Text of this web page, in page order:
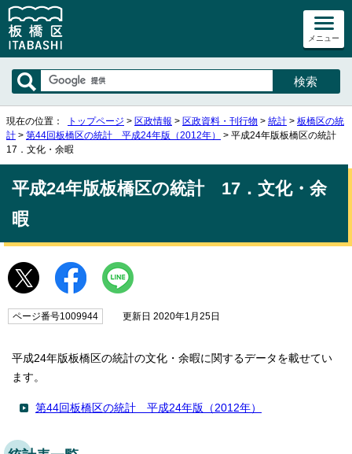
メニュー
現在の位置： トップページ > 区政情報 > 区政資料・刊行物 > 統計 > 板橋区の統
計 > 第44回板橋区の統計 平成24年版（2012年）
> 平成24年版板橋区の統計
17．文化・余暇
平成24年版板橋区の統計 17．文化・余
暇
ページ番号1009944 更新日 2020年1月25日
平成24年版板橋区の統計の文化・余暇に関するデータを載せてい
ます。
第44回板橋区の統計 平成24年版（2012年）